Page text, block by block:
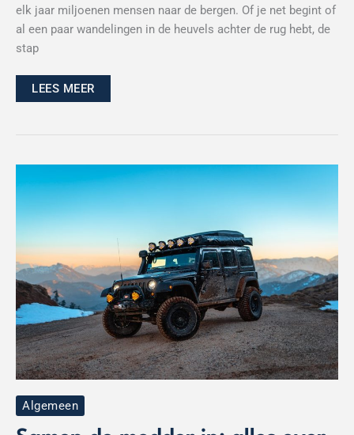
elk jaar miljoenen mensen naar de bergen. Of je net begint of
al een paar wandelingen in de heuvels achter de rug hebt, de
stap
LEES MEER
Algemeen
Samen
modder
in:
alles
over
de
off-
road
gemeenschap